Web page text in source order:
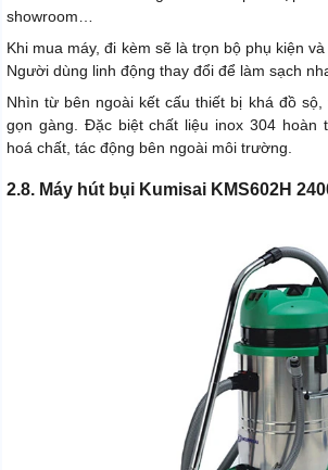
showroom…
Khi mua máy, đi kèm sẽ là trọn bộ phụ kiện
Người dùng linh động thay đổi để làm sạch
Nhìn từ bên ngoài kết cấu thiết bị khá đồ
gọn gàng. Đặc biệt chất liệu inox 304 hoàn
hoá chất, tác động bên ngoài môi trường.
2.8. Máy hút bụi Kumisai KMS602H